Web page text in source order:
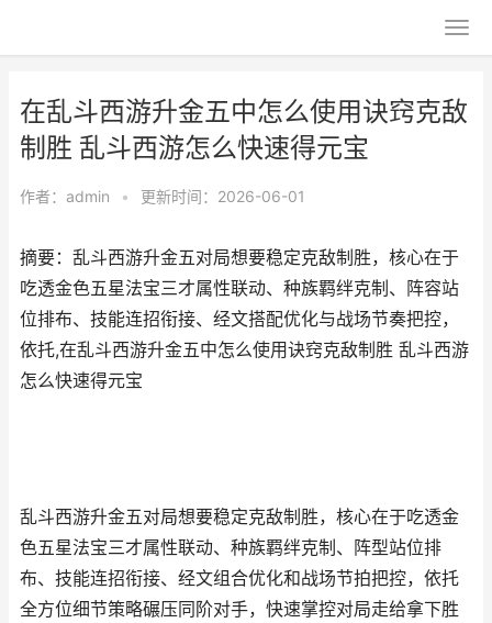
在乱斗西游升金五中怎么使用诀窍克敌
制胜 乱斗西游怎么快速得元宝
作者： admin • 更新时间：2026-06-01
摘要：乱斗西游升金五对局想要稳定克敌制胜，核心在于
吃透金色五星法宝三才属性联动、种族羁绊克制、阵容站
位排布、技能连招衔接、经文搭配优化与战场节奏把控，
依托,在乱斗西游升金五中怎么使用诀窍克敌制胜 乱斗西游
怎么快速得元宝
乱斗西游升金五对局想要稳定克敌制胜，核心在于吃透金
色五星法宝三才属性联动、种族羁绊克制、阵型站位排
布、技能连招衔接、经文组合优化和战场节拍把控，依托
全方位细节策略碾压同阶对手，快速掌控对局走给拿下胜